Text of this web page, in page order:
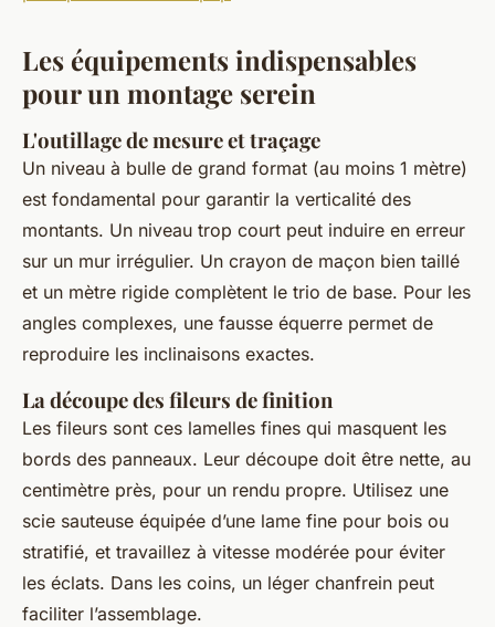
Les équipements indispensables
pour un montage serein
L'outillage de mesure et traçage
Un niveau à bulle de grand format (au moins 1 mètre)
est fondamental pour garantir la verticalité des
montants. Un niveau trop court peut induire en erreur
sur un mur irrégulier. Un crayon de maçon bien taillé
et un mètre rigide complètent le trio de base. Pour les
angles complexes, une fausse équerre permet de
reproduire les inclinaisons exactes.
La découpe des fileurs de finition
Les fileurs sont ces lamelles fines qui masquent les
bords des panneaux. Leur découpe doit être nette, au
centimètre près, pour un rendu propre. Utilisez une
scie sauteuse équipée d’une lame fine pour bois ou
stratifié, et travaillez à vitesse modérée pour éviter
les éclats. Dans les coins, un léger chanfrein peut
faciliter l’assemblage.